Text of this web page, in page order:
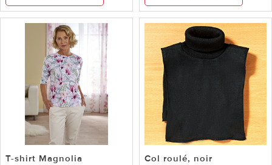
T-shirt Magnolia Col roulé, noir